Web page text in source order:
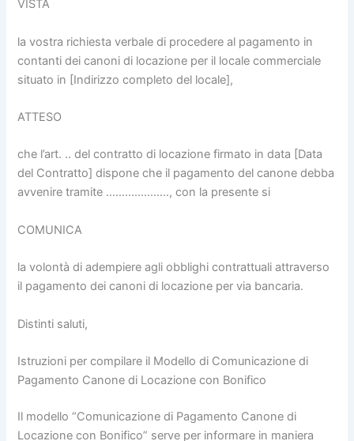
VISTA
la vostra richiesta verbale di procedere al pagamento in
contanti dei canoni di locazione per il locale commerciale
situato in [Indirizzo completo del locale],
ATTESO
che l’art. .. del contratto di locazione firmato in data [Data
del Contratto] dispone che il pagamento del canone debba
avvenire tramite ……………….., con la presente si
COMUNICA
la volontà di adempiere agli obblighi contrattuali attraverso
il pagamento dei canoni di locazione per via bancaria.
Distinti saluti,
Istruzioni per compilare il Modello di Comunicazione di
Pagamento Canone di Locazione con Bonifico
Il modello “Comunicazione di Pagamento Canone di
Locazione con Bonifico” serve per informare in maniera